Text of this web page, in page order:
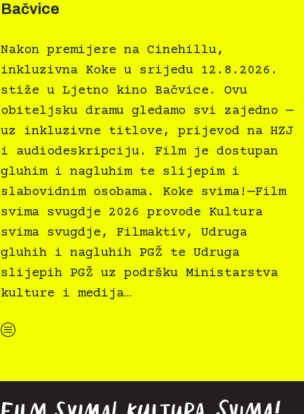
Bačvice
Nakon premijere na Cinehillu,
inkluzivna Koke u srijedu 12.8.2026.
stiže u Ljetno kino Bačvice. Ovu
obiteljsku dramu gledamo svi zajedno —
uz inkluzivne titlove, prijevod na HZJ
i audiodeskripciju. Film je dostupan
gluhim i nagluhim te slijepim i
slabovidnim osobama. Koke svima!—Film
svima svugdje 2026 provode Kultura
svima svugdje, Filmaktiv, Udruga
gluhih i nagluhih PGŽ te Udruga
slijepih PGŽ uz podršku Ministarstva
kulture i medija…
“Koke svima — inkluzivna Film svima x Kino Mediteran projekcija u Ljetnom kinu Bačvice”